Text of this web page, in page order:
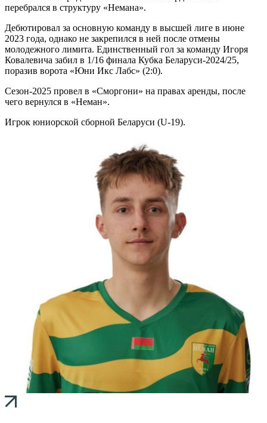
перебрался в структуру «Немана».
Дебютировал за основную команду в высшей лиге в июне
2023 года, однако не закрепился в ней после отмены
молодежного лимита. Единственный гол за команду Игоря
Ковалевича забил в 1/16 финала Кубка Беларуси-2024/25,
поразив ворота «Юни Икс Лабс» (2:0).
Сезон-2025 провел в «Сморгони» на правах аренды, после
чего вернулся в «Неман».
Игрок юниорской сборной Беларуси (U-19).